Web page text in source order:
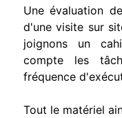
Une évaluation
d'une visite sur
joignons un
compte les
fréquence
Tout le matériel